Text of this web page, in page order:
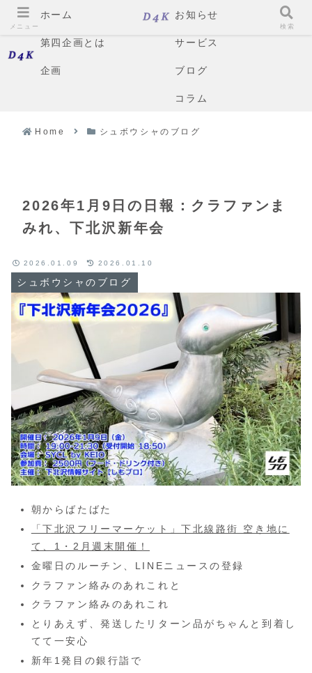
ホーム
お知らせ
第四企画とは
サービス
企画
ブログ
コラム
Home シュボウシャのブログ
2026年1月9日の日報：クラファンま
みれ、下北沢新年会
シュボウシャのブログ
2026.01.09 2026.01.10
朝からばたばた
「下北沢フリーマーケット」下北線路街 空き地に
て、1・2月週末開催！
金曜日のルーチン、LINEニュースの登録
クラファン絡みのあれこれと
クラファン絡みのあれこれ
とりあえず、発送したリターン品がちゃんと到着し
てて一安心
新年1発目の銀行詣で
メニュー 検索